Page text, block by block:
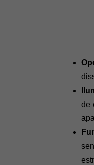
de